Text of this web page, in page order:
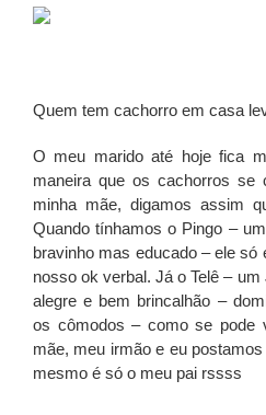
Quem tem cachorro em casa
O meu marido até hoje fica
maneira que os cachorros se
minha mãe, digamos assim
Quando tínhamos o Pingo –
bravinho mas educado – ele
nosso ok verbal. Já o Telê –
alegre e bem brincalhão –
os cômodos – como se pode
mãe, meu irmão e eu
mesmo é só o meu pai rssss